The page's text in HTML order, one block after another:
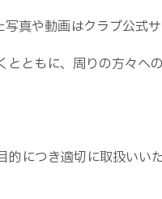
真や動画はクラブ公式サ
ともに、周りの方々への
的につき適切に取扱いい